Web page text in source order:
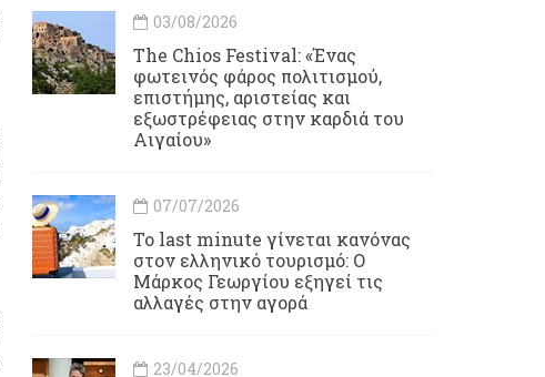
03/08/2026
Τhe Chios Festival: «Ένας
φωτεινός φάρος πολιτισμού,
επιστήμης, αριστείας και
εξωστρέφειας στην καρδιά του
Αιγαίου»
07/07/2026
Το last minute γίνεται κανόνας
στον ελληνικό τουρισμό: Ο
Μάρκος Γεωργίου εξηγεί τις
αλλαγές στην αγορά
23/04/2026